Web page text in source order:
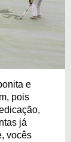
e
pois
já
vocês